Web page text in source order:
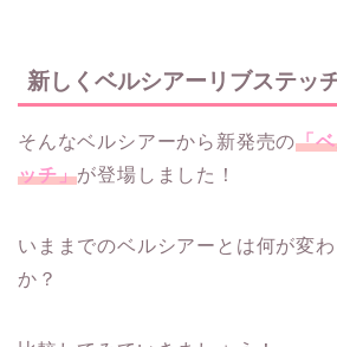
新しくベルシアーリブステッ
そんなベルシアーから新発売の「
ッチ」が登場しました！
いままでのベルシアーとは何が変
か？